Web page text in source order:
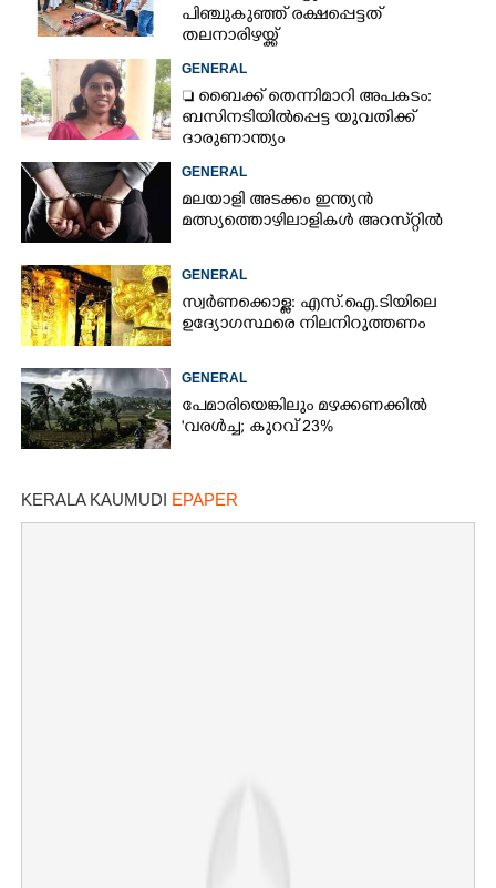
പിഞ്ചുകുഞ്ഞ് രക്ഷപ്പെട്ടത്
തലനാരിഴയ്ക്ക്
GENERAL
 ബൈക്ക് തെന്നിമാറി അപകടം:
ബസിനടിയിൽപ്പെട്ട യുവതിക്ക്
ദാരുണാന്ത്യം
GENERAL
മലയാളി അടക്കം ഇന്ത്യൻ
മത്സ്യത്തൊഴിലാളികൾ അറസ്‌റ്റിൽ
GENERAL
സ്വർണക്കൊള്ള: എസ്.ഐ.ടിയിലെ
ഉദ്യോഗസ്ഥരെ നിലനിറുത്തണം
GENERAL
പേമാരിയെങ്കിലും മഴക്കണക്കിൽ
'വരൾച്ച; കുറവ് 23%
KERALA KAUMUDI EPAPER